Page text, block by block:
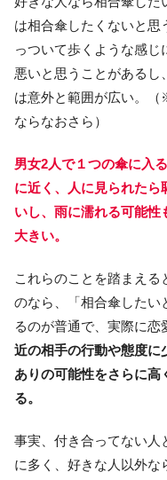
は相合傘したくないと思
っついて歩くような感じ
悪いと思うことがあるし
は意外と範囲が広い。
ならなおさら）
男女2人で１つの傘に入
に近く、人に見られたら
いし、雨に濡れる可能性
大きい。
これらのことを踏まえる
のなら、「相合傘したい
るのが普通で、実際に恋
近の相手の行動や態度に
ありの可能性をさらに高
る。
事実、付き合ってない人
に多く、好きな人以外な